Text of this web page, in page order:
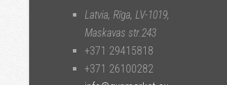
Latvia, Rīga, LV-1019,
Maskavas str.243
+371 29415818
+371 26100282